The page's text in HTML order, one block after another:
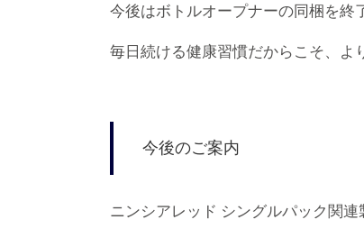
今後はボトルオープナーの同梱を終
毎日続ける健康習慣だからこそ、よ
今後のご案内
ニンシアレッド シングルパック関